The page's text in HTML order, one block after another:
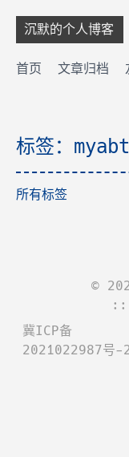
沉默的个人博客
首页 文章归档
标签：
所有标签
©
::
冀ICP备
2021022987号-